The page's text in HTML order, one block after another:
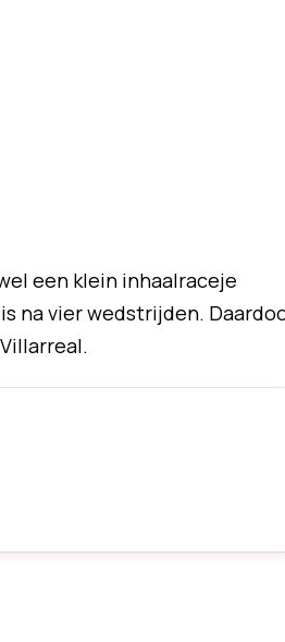
een klein inhaalraceje
na vier wedstrijden.